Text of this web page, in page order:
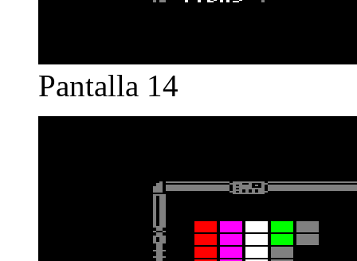
Pantalla 14